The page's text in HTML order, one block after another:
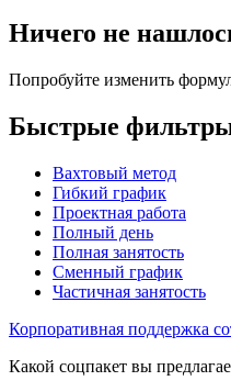
Ничего не
Попробуйте изменить
Быстрые
Вахтовый метод
Гибкий график
Проектная работа
Полный день
Полная занятость
Сменный график
Частичная занятость
Корпоративная поддержка
Какой соцпакет вы